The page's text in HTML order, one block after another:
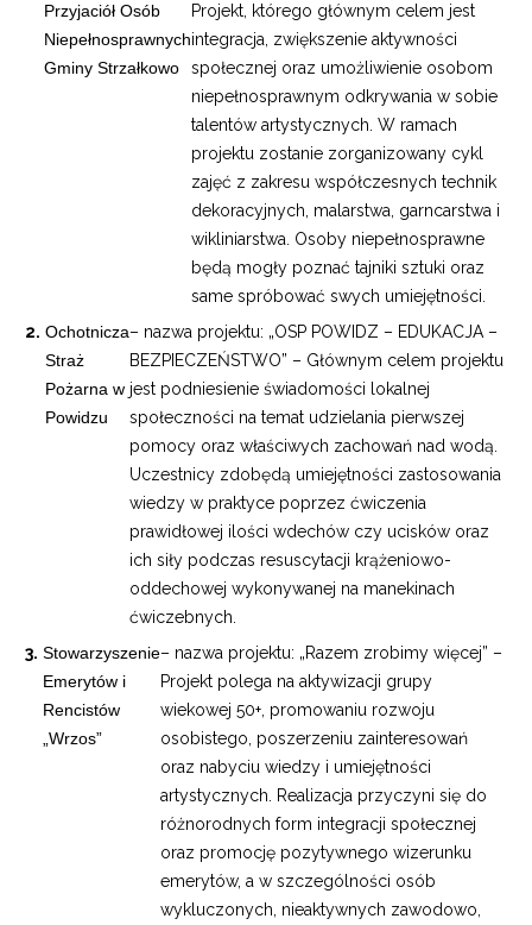
Przyjaciół Osób
Niepełnosprawnych
Gminy Strzałkowo
Projekt, którego głównym celem jest
integracja, zwiększenie aktywności
społecznej oraz umożliwienie osobom
niepełnosprawnym odkrywania w sobie
talentów artystycznych. W ramach
projektu zostanie zorganizowany cykl
zajęć z zakresu współczesnych technik
dekoracyjnych, malarstwa, garncarstwa i
wikliniarstwa. Osoby niepełnosprawne
będą mogły poznać tajniki sztuki oraz
same spróbować swych umiejętności.
Ochotnicza
Straż
Pożarna w
Powidzu
– nazwa projektu: „OSP POWIDZ – EDUKACJA –
BEZPIECZEŃSTWO” – Głównym celem projektu
jest podniesienie świadomości lokalnej
społeczności na temat udzielania pierwszej
pomocy oraz właściwych zachowań nad wodą.
Uczestnicy zdobędą umiejętności zastosowania
wiedzy w praktyce poprzez ćwiczenia
prawidłowej ilości wdechów czy ucisków oraz
ich siły podczas resuscytacji krążeniowo-
oddechowej wykonywanej na manekinach
ćwiczebnych.
Stowarzyszenie
Emerytów i
Rencistów
„Wrzos”
– nazwa projektu: „Razem zrobimy więcej” –
Projekt polega na aktywizacji grupy
wiekowej 50+, promowaniu rozwoju
osobistego, poszerzeniu zainteresowań
oraz nabyciu wiedzy i umiejętności
artystycznych. Realizacja przyczyni się do
różnorodnych form integracji społecznej
oraz promocję pozytywnego wizerunku
emerytów, a w szczególności osób
wykluczonych, nieaktywnych zawodowo,